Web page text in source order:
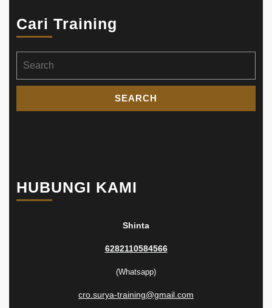
Cari Training
for:
HUBUNGI KAMI
Shinta
6282110584566
(Whatsapp)
cro.surya-training@gmail.com